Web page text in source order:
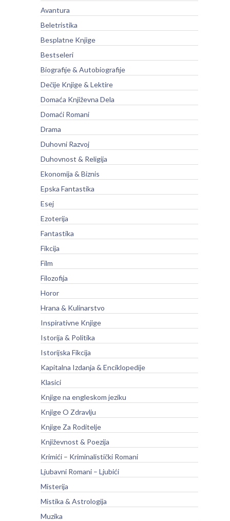
Avantura
Beletristika
Besplatne Knjige
Bestseleri
Biografije & Autobiografije
Dečije Knjige & Lektire
Domaća Književna Dela
Domaći Romani
Drama
Duhovni Razvoj
Duhovnost & Religija
Ekonomija & Biznis
Epska Fantastika
Esej
Ezoterija
Fantastika
Fikcija
Film
Filozofija
Horor
Hrana & Kulinarstvo
Inspirativne Knjige
Istorija & Politika
Istorijska Fikcija
Kapitalna Izdanja & Enciklopedije
Klasici
Knjige na engleskom jeziku
Knjige O Zdravlju
Knjige Za Roditelje
Književnost & Poezija
Krimići – Kriminalistički Romani
Ljubavni Romani – Ljubići
Misterija
Mistika & Astrologija
Muzika